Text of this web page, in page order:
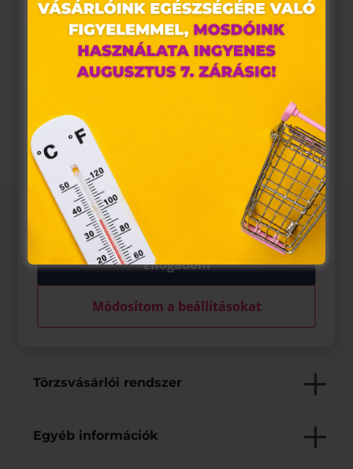
Nincs megadva
Nincs megadva
Az üzletről
Elfogadott fizetési eszközök
Saját szolgáltatások
Törzsvásárlói rendszer
Egyéb információk
Weboldalunkon „cookie"-kat (továbbiakban „süti")
alkalmazunk. Ezek olyan fájlok, melyek információt tárolnak
webes böngészőjében. Ehhez az Ön hozzájárulása
szükséges.
A „sütiket" az elektronikus hírközlésről szóló 2003. évi C.
törvény, az elektronikus kereskedelmi szolgáltatások, az
információs társadalommal összefüggő szolgáltatások
egyes kérdéseiről szóló 2001. évi CVIII. törvény, valamint az
Európai Unió előírásainak megfelelően használjuk. Azon
weblapoknak, melyek az Európai Unió országain belül
működnek, a „sütik" használatához, és ezeknek a
felhasználó számítógépén vagy egyéb eszközén történő
tárolásához a felhasználók hozzájárulását kell kérniük.
Elfogadom
Módosítom a beállításokat